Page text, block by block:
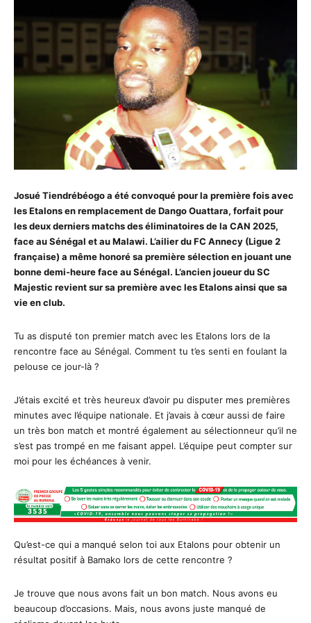
Josué Tiendrébéogo a été convoqué pour la première fois avec
les Etalons en remplacement de Dango Ouattara, forfait pour
les deux derniers matchs des éliminatoires de la CAN 2025,
face au Sénégal et au Malawi. L’ailier du FC Annecy (Ligue 2
française) a même honoré sa première sélection en jouant une
bonne demi-heure face au Sénégal. L’ancien joueur du SC
Majestic revient sur sa première avec les Etalons ainsi que sa
vie en club.
Tu as disputé ton premier match avec les Etalons lors de la
rencontre face au Sénégal. Comment tu t’es senti en foulant la
pelouse ce jour-là ?
J’étais excité et très heureux d’avoir pu disputer mes premières
minutes avec l’équipe nationale. Et j’avais à cœur aussi de faire
un très bon match et montré également au sélectionneur qu’il ne
s’est pas trompé en me faisant appel. L’équipe peut compter sur
moi pour les échéances à venir.
Qu’est-ce qui a manqué selon toi aux Etalons pour obtenir un
résultat positif à Bamako lors de cette rencontre ?
Je trouve que nous avons fait un bon match. Nous avons eu
beaucoup d’occasions. Mais, nous avons juste manqué de